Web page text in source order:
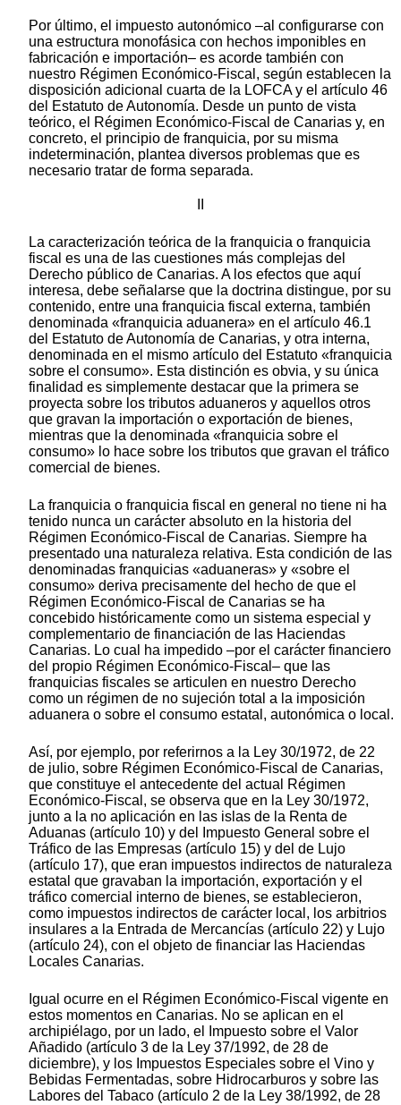
Por último, el impuesto autonómico –al configurarse con
una estructura monofásica con hechos imponibles en
fabricación e importación– es acorde también con
nuestro Régimen Económico-Fiscal, según establecen la
disposición adicional cuarta de la LOFCA y el artículo 46
del Estatuto de Autonomía. Desde un punto de vista
teórico, el Régimen Económico-Fiscal de Canarias y, en
concreto, el principio de franquicia, por su misma
indeterminación, plantea diversos problemas que es
necesario tratar de forma separada.
La caracterización teórica de la franquicia o franquicia
fiscal es una de las cuestiones más complejas del
Derecho público de Canarias. A los efectos que aquí
interesa, debe señalarse que la doctrina distingue, por su
contenido, entre una franquicia fiscal externa, también
denominada «franquicia aduanera» en el artículo 46.1
del Estatuto de Autonomía de Canarias, y otra interna,
denominada en el mismo artículo del Estatuto «franquicia
sobre el consumo». Esta distinción es obvia, y su única
finalidad es simplemente destacar que la primera se
proyecta sobre los tributos aduaneros y aquellos otros
que gravan la importación o exportación de bienes,
mientras que la denominada «franquicia sobre el
consumo» lo hace sobre los tributos que gravan el tráfico
comercial de bienes.
La franquicia o franquicia fiscal en general no tiene ni ha
tenido nunca un carácter absoluto en la historia del
Régimen Económico-Fiscal de Canarias. Siempre ha
presentado una naturaleza relativa. Esta condición de las
denominadas franquicias «aduaneras» y «sobre el
consumo» deriva precisamente del hecho de que el
Régimen Económico-Fiscal de Canarias se ha
concebido históricamente como un sistema especial y
complementario de financiación de las Haciendas
Canarias. Lo cual ha impedido –por el carácter financiero
del propio Régimen Económico-Fiscal– que las
franquicias fiscales se articulen en nuestro Derecho
como un régimen de no sujeción total a la imposición
aduanera o sobre el consumo estatal, autonómica o local.
Así, por ejemplo, por referirnos a la Ley 30/1972, de 22
de julio, sobre Régimen Económico-Fiscal de Canarias,
que constituye el antecedente del actual Régimen
Económico-Fiscal, se observa que en la Ley 30/1972,
junto a la no aplicación en las islas de la Renta de
Aduanas (artículo 10) y del Impuesto General sobre el
Tráfico de las Empresas (artículo 15) y del de Lujo
(artículo 17), que eran impuestos indirectos de naturaleza
estatal que gravaban la importación, exportación y el
tráfico comercial interno de bienes, se establecieron,
como impuestos indirectos de carácter local, los arbitrios
insulares a la Entrada de Mercancías (artículo 22) y Lujo
(artículo 24), con el objeto de financiar las Haciendas
Locales Canarias.
Igual ocurre en el Régimen Económico-Fiscal vigente en
estos momentos en Canarias. No se aplican en el
archipiélago, por un lado, el Impuesto sobre el Valor
Añadido (artículo 3 de la Ley 37/1992, de 28 de
diciembre), y los Impuestos Especiales sobre el Vino y
Bebidas Fermentadas, sobre Hidrocarburos y sobre las
Labores del Tabaco (artículo 2 de la Ley 38/1992, de 28